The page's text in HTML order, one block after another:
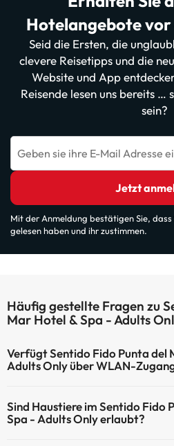
Hotelangebote
Seid die Ersten, die
clevere Reisetipps und die
Website und App
Reisende lesen uns bereits …
sein?
Geben sie ihre E-Mail Adresse
Jetzt
Mit der Anmeldung bestätigen Sie, dass
gelesen haben und ihr zustimmen.
Häufig gestellte Fragen zu
Mar Hotel & Spa - Adults
Verfügt Sentido Fido Punta del
Adults Only über WLAN-
WLAN-Zugang.
Sind Haustiere im Sentido Fido
Spa - Adults Only erlaubt?